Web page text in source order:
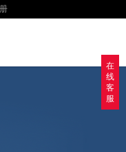
在
线
客
服